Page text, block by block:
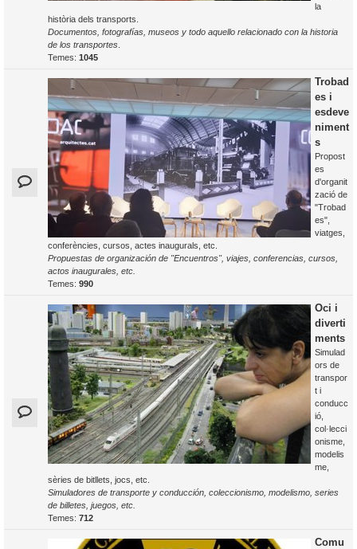
la
història dels transports.
Documentos, fotografías, museos y todo aquello relacionado con la historia
de los transportes
Temes: 1045
Trobad
es i
esdeve
niment
s
Propost
es
d'organit
zació de
"Trobad
es",
viatges,
conferències, cursos, actes inaugurals, etc.
Propuestas de organización de "Encuentros", viajes, conferencias, cursos,
actos inaugurales, etc.
Temes: 990
Oci i
diverti
ments
Simulad
ors de
transpor
t i
conducc
ió,
col·lecci
onisme,
modelis
me,
sèries de bitllets, jocs, etc.
Simuladores de transporte y conducción, coleccionismo, modelismo, series
de billetes, juegos, etc.
Temes: 712
Comu